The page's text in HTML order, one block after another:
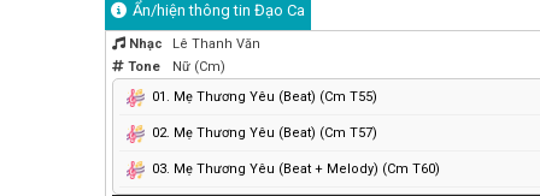
Ẩn/hiện thông tin Đạo Ca
Nhạc
Lê Thanh Văn
Tone
Nữ (Cm)
01. Mẹ Thương Yêu (Beat) (Cm T55)
02. Mẹ Thương Yêu (Beat) (Cm T57)
03. Mẹ Thương Yêu (Beat + Melody) (Cm T60)